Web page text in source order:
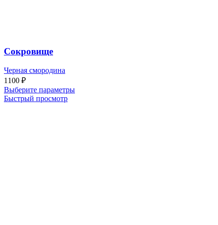
Сокровище
Черная смородина
1100 ₽
Выберите параметры
Быстрый просмотр